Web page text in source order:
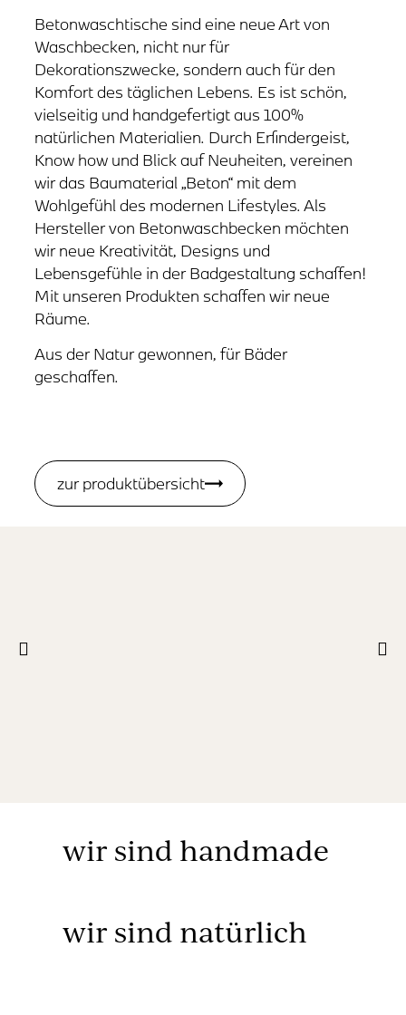
Betonwaschtische sind eine neue Art von
Waschbecken, nicht nur für
Dekorationszwecke, sondern auch für den
Komfort des täglichen Lebens. Es ist schön,
vielseitig und handgefertigt aus 100%
natürlichen Materialien. Durch Erfindergeist,
Know how und Blick auf Neuheiten, vereinen
wir das Baumaterial „Beton“ mit dem
Wohlgefühl des modernen Lifestyles. Als
Hersteller von Betonwaschbecken möchten
wir neue Kreativität, Designs und
Lebensgefühle in der Badgestaltung schaffen!
Mit unseren Produkten schaffen wir neue
Räume.
Aus der Natur gewonnen, für Bäder
geschaffen.
zur produktübersicht
dein Zuhause.
wir sind handmade
wir sind natürlich